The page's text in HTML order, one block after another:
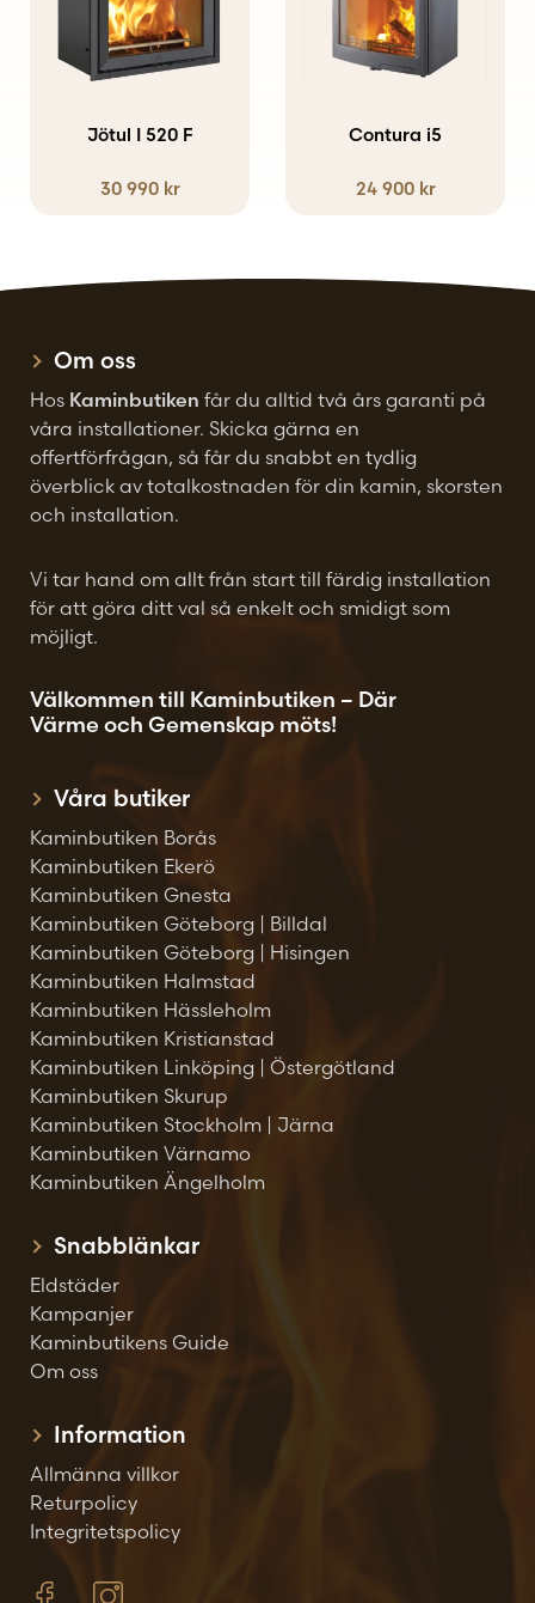
Jötul I 520 F
30 990 kr
Contura i5
24 900 kr
produkten
har
varianter.
olika
Om oss
Hos Kaminbutiken får du alltid två års garanti på
våra installationer. Skicka gärna en
offertförfrågan, så får du snabbt en tydlig
överblick av totalkostnaden för din kamin, skorsten
och installation.
Vi tar hand om allt från start till färdig installation
för att göra ditt val så enkelt och smidigt som
möjligt.
Välkommen till Kaminbutiken – Där
Värme och Gemenskap möts!
Våra butiker
Kaminbutiken Borås
Kaminbutiken Ekerö
Kaminbutiken Gnesta
Kaminbutiken Göteborg | Billdal
Kaminbutiken Göteborg | Hisingen
Kaminbutiken Halmstad
Kaminbutiken Hässleholm
Kaminbutiken Kristianstad
Kaminbutiken Linköping | Östergötland
Kaminbutiken Skurup
Kaminbutiken Stockholm | Järna
Kaminbutiken Värnamo
Kaminbutiken Ängelholm
Snabblänkar
Eldstäder
Kampanjer
Kaminbutikens Guide
Om oss
Information
Allmänna villkor
Returpolicy
Integritetspolicy